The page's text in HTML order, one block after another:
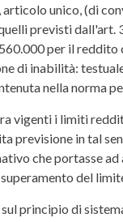
unico, (di
previsti
per il
di inabilità:
nella norma
vigenti i limiti
previsione in tal
che portasse
del
principio di